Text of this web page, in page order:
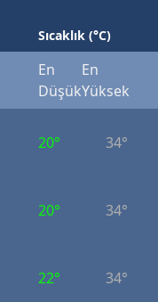
Sıcaklık (°C)
En
Düşük
En
Yüksek
20° 34°
20° 34°
22° 34°